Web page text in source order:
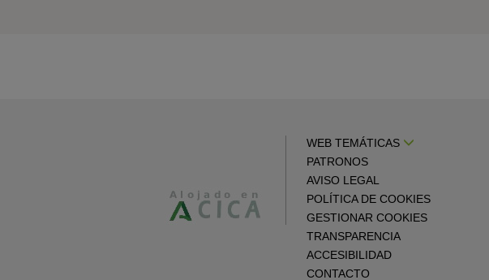
WEB TEMÁTICAS
PATRONOS
AVISO LEGAL
POLÍTICA DE COOKIES
GESTIONAR COOKIES
TRANSPARENCIA
ACCESIBILIDAD
CONTACTO